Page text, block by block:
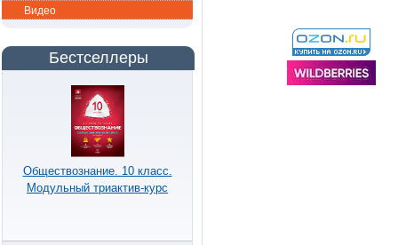
Видео
Бестселлеры
Обществознание. 10 класс.
Модульный триактив-курс